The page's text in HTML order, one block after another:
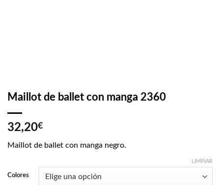
Maillot de ballet con manga 2360
32,20€
Maillot de ballet con manga negro.
Colores
LIMPIAR